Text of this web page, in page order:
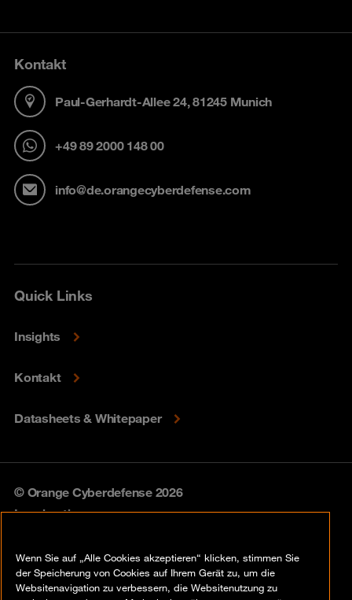
Kontakt
Paul-Gerhardt-Allee 24, 81245 Munich
+49 89 2000 148 00
info@de.orangecyberdefense.com
Quick Links
Insights
Kontakt
Datasheets & Whitepaper
© Orange Cyberdefense 2026
Legal notice
Vulnerability policy
Wenn Sie auf „Alle Cookies akzeptieren“ klicken, stimmen Sie
der Speicherung von Cookies auf Ihrem Gerät zu, um die
Websitenavigation zu verbessern, die Websitenutzung zu